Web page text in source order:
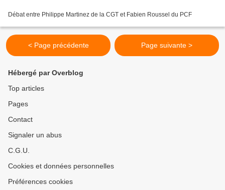
Débat entre Philippe Martinez de la CGT et Fabien Roussel du PCF
< Page précédente Page suivante >
Hébergé par Overblog
Top articles
Pages
Contact
Signaler un abus
C.G.U.
Cookies et données personnelles
Préférences cookies